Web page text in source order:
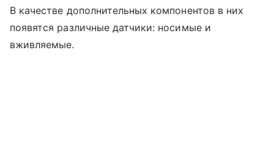
В качестве дополнительных компонентов в них
появятся различные датчики: носимые и
вживляемые.